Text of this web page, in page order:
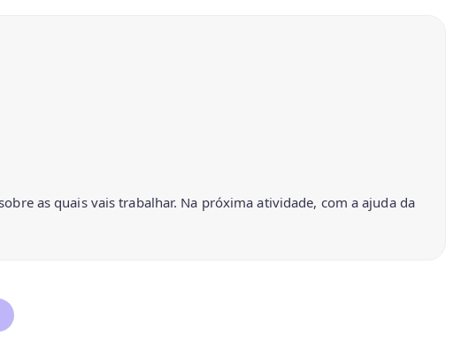
as quais vais trabalhar. Na próxima atividade, com a ajuda da